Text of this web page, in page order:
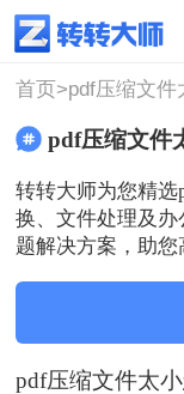
使用技巧
首页>pdf压缩文件
pdf压缩文件
转转大师为您精
换、文件处理及
题解决方案，助您